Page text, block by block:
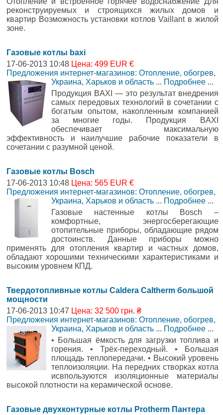
реконструируемых и строящихся жилых домов и
квартир Возможность установки котлов Vaillant в жилой
зоне.
Газовые котлы baxi
17-06-2013 10:48 Цена: 499 EUR €
Предложения интернет-магазинов: Отопление, обогрев,
Украина, Харьков и область ... Подробнее ...
Продукция BAXI — это результат внедрения
самых передовых технологий в сочетании с
богатым опытом, накопленным компанией
за многие годы. Продукция BAXI
обеспечивает максимальную
эффективность и наилучшие рабочие показатели в
сочетании с разумной ценой.
Газовые котлы Bosch
17-06-2013 10:48 Цена: 565 EUR €
Предложения интернет-магазинов: Отопление, обогрев,
Украина, Харьков и область ... Подробнее ...
Газовые настенные котлы Bosch –
комфортные, энергосберегающие
отопительные приборы, обладающие рядом
достоинств. Данные приборы можно
применять для отопления квартир и частных домов,
обладают хорошими техническими характеристиками и
высоким уровнем КПД.
Твердотопливные котлы Caldera Caltherm большой
мощности
17-06-2013 10:47 Цена: 32 500 грн. ₴
Предложения интернет-магазинов: Отопление, обогрев,
Украина, Харьков и область ... Подробнее ...
• Большая ёмкость для загрузки топлива и
горения. • Трёх-переходный. • Большая
площадь теплопередачи. • Высокий уровень
теплоизоляции. На передних створках котла
исвпользуются изоляционные материалы
высокой плотности на керамической основе.
Газовые двухконтурные котлы Protherm Пантера